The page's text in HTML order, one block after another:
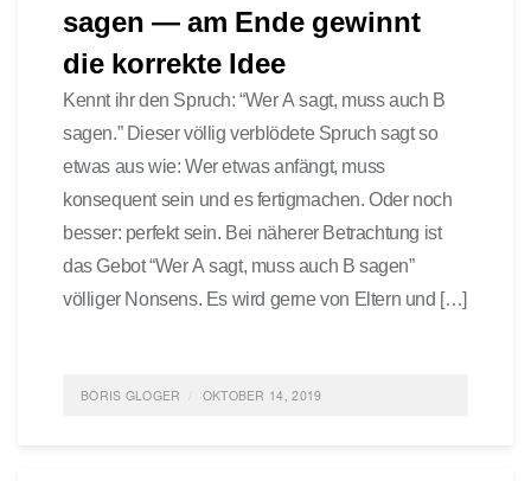
sagen — am Ende gewinnt
die korrekte Idee
Kennt ihr den Spruch: “Wer A sagt, muss auch B
sagen.” Dieser völlig verblödete Spruch sagt so
etwas aus wie: Wer etwas anfängt, muss
konsequent sein und es fertigmachen. Oder noch
besser: perfekt sein. Bei näherer Betrachtung ist
das Gebot “Wer A sagt, muss auch B sagen”
völliger Nonsens. Es wird gerne von Eltern und […]
BORIS GLOGER OKTOBER 14, 2019